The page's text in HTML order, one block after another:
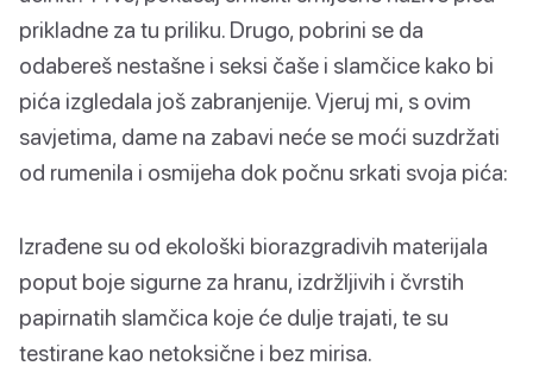
prikladne za tu priliku. Drugo, pobrini se da
odabereš nestašne i seksi čaše i slamčice kako bi
pića izgledala još zabranjenije. Vjeruj mi, s ovim
savjetima, dame na zabavi neće se moći suzdržati
od rumenila i osmijeha dok počnu srkati svoja pića:
Izrađene su od ekološki biorazgradivih materijala
poput boje sigurne za hranu, izdržljivih i čvrstih
papirnatih slamčica koje će dulje trajati, te su
testirane kao netoksične i bez mirisa.